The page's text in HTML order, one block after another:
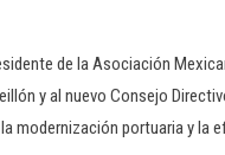
de la Asociación
y al nuevo Consejo
modernización portuaria y la